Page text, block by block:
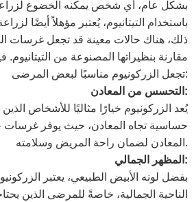
بشكل عام، أي شخص يمكنه الخضوع لزراعة
باستخدام التيتانيوم، يُعتبر مؤهلاً أيضًا
ذلك، هناك حالات معينة قد تجعل غرسات
مقارنة بنظيراتها المصنوعة من التيتانيوم.
تجعل الزركونيوم مناسبًا لبعض المرضى:
التحسس من المعادن:
يُعد الزركونيوم خيارًا مثاليًا للأشخاص
حساسية تجاه المعادن، حيث يوفر غرسات
المعادن لضمان راحة المريض وسلامته.
المظهر الجمالي:
بفضل لونه الأبيض الطبيعي، يعتبر
الناحية الجمالية، خاصةً للمرضى الذين